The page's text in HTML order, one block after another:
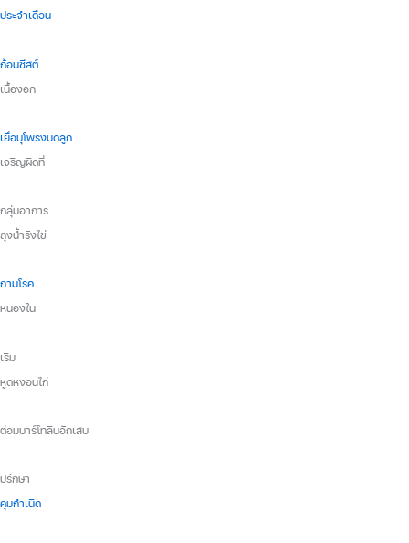
ประจำเดือน
ก้อนซีสต์
เนื้องอก
เยื่อบุโพรงมดลูก
เจริญผิดที่
กลุ่มอาการ
ถุงน้ำรังไข่
กามโรค
หนองใน
เริม
หูดหงอนไก่
ต่อมบาร์โทลินอักเสบ
ปรึกษา
คุมกำเนิด